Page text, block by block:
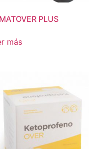
PLUS
más